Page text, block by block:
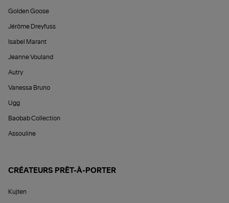
Golden Goose
Jérôme Dreyfuss
Isabel Marant
Jeanne Vouland
Autry
Vanessa Bruno
Ugg
Baobab Collection
Assouline
CRÉATEURS PRÊT-À-PORTER
Kujten